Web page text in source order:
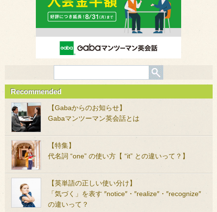
Recommended
【Gabaからのお知らせ】
Gabaマンツーマン英会話とは
【特集】
代名詞 “one” の使い方【 “it” との違いって？】
【英単語の正しい使い分け】
「気づく」を表す ″notice″・″realize″・″recognize″
の違いって？